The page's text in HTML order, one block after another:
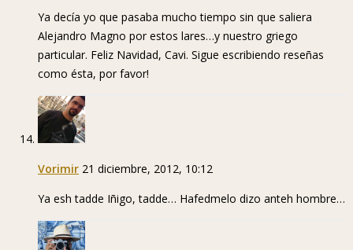
Ya decía yo que pasaba mucho tiempo sin que saliera
Alejandro Magno por estos lares…y nuestro griego
particular. Feliz Navidad, Cavi. Sigue escribiendo reseñas
como ésta, por favor!
Vorimir 21 diciembre, 2012, 10:12
Ya esh tadde Iñigo, tadde… Hafedmelo dizo anteh hombre…